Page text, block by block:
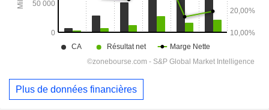
Plus de données financières